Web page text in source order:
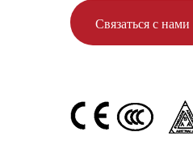
Связаться с нами